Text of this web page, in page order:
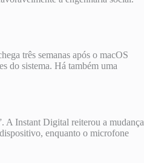
três semanas após o macOS
do sistema. Há também uma
A Instant Digital reiterou a mudança
enquanto o microfone